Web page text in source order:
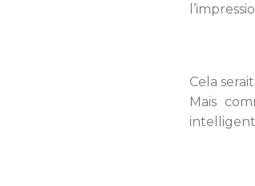
Cela
Mais